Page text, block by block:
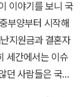
래들은 동기를 잘
않습니다. 그러
에 이들의 마음을
전교회장이 됩
는 지위 아래 많은
이야기를 보니 국
부양부터 시작해
지원금과 결혼자
세간에서는 이슈
던 사람들은 국민